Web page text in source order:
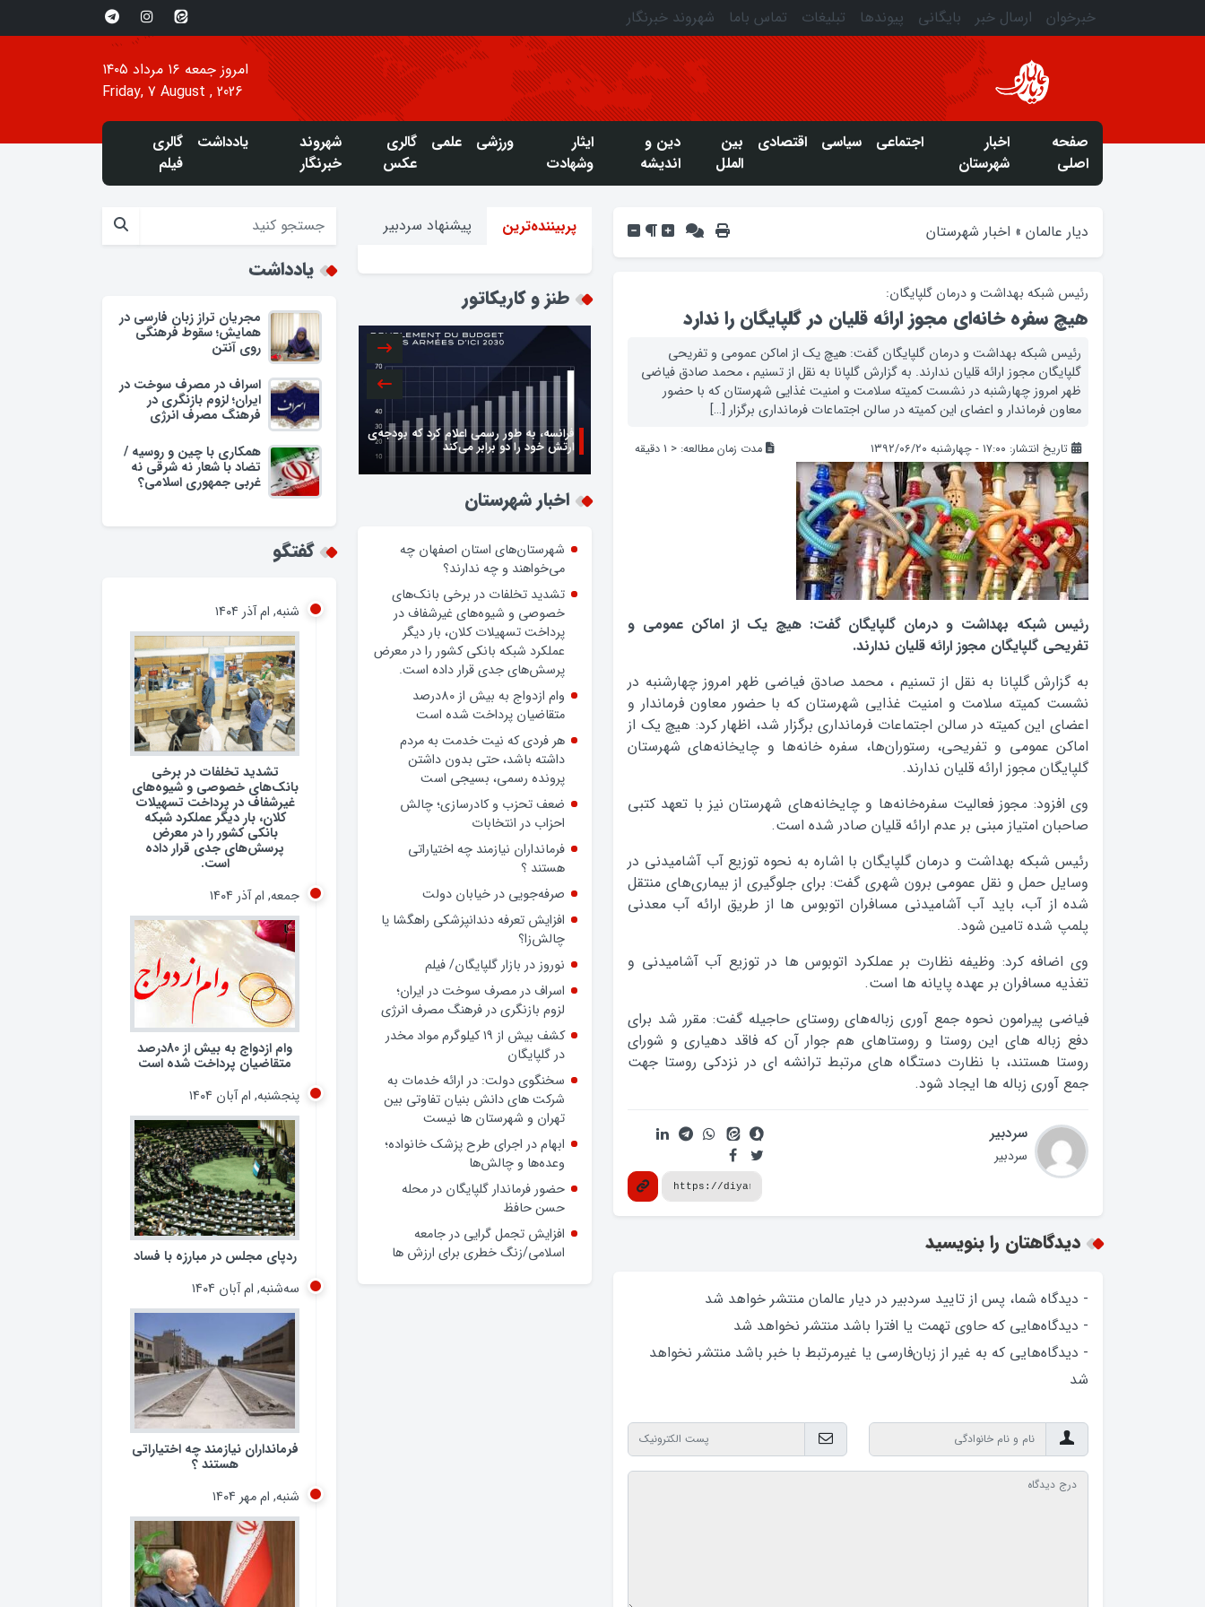
خبرخوان ارسال خبر بایگانی پیوندها تبلیغات تماس باما شهروند خبرنگار
امروز جمعه ۱۶ مرداد ۱۴۰۵
Friday, 7 August , 2026
صفحه
اصلی
اخبار
شهرستان
اجتماعی سیاسی اقتصادی
بین
الملل
دین و
اندیشه
ایثار
وشهادت
ورزشی علمی
گالری
عکس
شهروند
خبرنگار
یادداشت
گالری
فیلم
دیار عالمان » اخبار شهرستان
رئیس شبکه بهداشت و درمان گلپایگان:
هیچ سفره خانه‌ای مجوز ارائه قلیان در گلپایگان را ندارد
رئیس شبکه بهداشت و درمان گلپایگان گفت: هیچ یک از اماکن عمومی و تفریحی
گلپایگان مجوز ارائه قلیان ندارند. به گزارش گلپانا به نقل از تسنیم ، محمد صادق فیاضی
ظهر امروز چهارشنبه در نشست کمیته سلامت و امنیت غذایی شهرستان که با حضور
معاون فرماندار و اعضای این کمیته در سالن اجتماعات فرمانداری برگزار […]
تاریخ انتشار: ۱۷:۰۰ - چهارشنبه ۱۳۹۲/۰۶/۲۰ مدت زمان مطالعه: < 1 دقیقه
رئیس شبکه بهداشت و درمان گلپایگان گفت: هیچ یک از اماکن عمومی و
تفریحی گلپایگان مجوز ارائه قلیان ندارند.
به گزارش گلپانا به نقل از تسنیم ، محمد صادق فیاضی ظهر امروز چهارشنبه در
نشست کمیته سلامت و امنیت غذایی شهرستان که با حضور معاون فرماندار و
اعضای این کمیته در سالن اجتماعات فرمانداری برگزار شد، اظهار کرد: هیچ یک از
اماکن عمومی و تفریحی، رستوران‌ها، سفره خانه‌ها و چایخانه‌های شهرستان
گلپایگان مجوز ارائه قلیان ندارند.
وی افزود: مجوز فعالیت سفره‌خانه‌ها و چایخانه‌های شهرستان نیز با تعهد کتبی
صاحبان امتیاز مبنی بر عدم ارائه قلیان صادر شده است.
رئیس شبکه بهداشت و درمان گلپایگان با اشاره به نحوه توزیع آب آشامیدنی در
وسایل حمل و نقل عمومی برون شهری گفت: برای جلوگیری از بیماری‌های منتقل
شده از ‌آب‌، باید آب آشامیدنی مسافران اتوبوس ها از طریق ارائه آب معدنی
پلمپ شده تامین شود.
وی اضافه کرد: وظیفه نظارت بر عملکرد اتوبوس ها در توزیع آب آشامیدنی و
تغذیه مسافران بر عهده پایانه ها است.
فیاضی پیرامون نحوه جمع آوری زباله‌های روستای حاجیله گفت: مقرر شد برای
دفع زباله های این روستا و روستاهای هم جوار آن که فاقد دهیاری و شورای
روستا هستند، با نظارت دستگاه های مرتبط ترانشه ای در نزدکی روستا جهت
جمع آوری زباله ها ایجاد شود.
سردبیر
سردبیر
دیدگاهتان را بنویسید
- دیدگاه شما، پس از تایید سردبیر در دیار عالمان منتشر خواهد‌ شد
- دیدگاه‌هایی که حاوی تهمت یا افترا باشد منتشر نخواهد‌ شد
- دیدگاه‌هایی که به غیر از زبان‌فارسی یا غیرمرتبط با خبر باشد منتشر نخواهد‌
شد
پربیننده‌ترین پیشنهاد سردبیر
طنز و کاریکاتور
فرانسه، به طور رسمی اعلام کرد که بودجه‌ی
ارتش خود را دو برابر می‌کند
اخبار شهرستان
شهرستان‌های استان اصفهان چه
می‌خواهند و چه ندارند؟
تشدید تخلفات در برخی بانک‌های
خصوصی و شیوه‌های غیرشفاف در
پرداخت تسهیلات کلان، بار دیگر
عملکرد شبکه بانکی کشور را در معرض
پرسش‌های جدی قرار داده است.
وام ازدواج به بیش از 80درصد
متقاضیان پرداخت شده است
هر فردی که نیت خدمت به مردم
داشته باشد، حتی بدون داشتن
پرونده رسمی، بسیجی است
ضعف تحزب و کادرسازی؛ چالش
احزاب در انتخابات
فرمانداران نیازمند چه اختیاراتی
هستند ؟
صرفه‌جویی در خیابان دولت
افزایش تعرفه دندانپزشکی راهگشا یا
چالش‌زا؟
نوروز در بازار گلپایگان/ فیلم
اسراف در مصرف سوخت در ایران؛
لزوم بازنگری در فرهنگ مصرف انرژی
کشف بیش از ۱۹ کیلوگرم مواد مخدر
در گلپایگان
سخنگوی دولت: در ارائه خدمات به
شرکت های دانش بنیان تفاوتی بین
تهران و شهرستان ها نیست
ابهام در اجرای طرح پزشک خانواده؛
وعده‌ها و چالش‌ها
حضور فرماندار گلپایگان در محله
حسن حافظ
افزایش تجمل گرایی در جامعه
اسلامی/زنگ خطری برای ارزش ها
یادداشت
مجریان تراز زبان فارسی در
همایش؛ سقوط فرهنگی
روی آنتن
اسراف در مصرف سوخت در
ایران؛ لزوم بازنگری در
فرهنگ مصرف انرژی
همکاری با چین و روسیه /
تضاد با شعار نه شرقی نه
غربی جمهوری اسلامی؟
گفتگو
شنبه, ام آذر ۱۴۰۴
تشدید تخلفات در برخی
بانک‌های خصوصی و شیوه‌های
غیرشفاف در پرداخت تسهیلات
کلان، بار دیگر عملکرد شبکه
بانکی کشور را در معرض
پرسش‌های جدی قرار داده
است.
جمعه, ام آذر ۱۴۰۴
وام ازدواج به بیش از 80درصد
متقاضیان پرداخت شده است
پنجشنبه, ام آبان ۱۴۰۴
ردپای مجلس در مبارزه با فساد
سه‌شنبه, ام آبان ۱۴۰۴
فرمانداران نیازمند چه اختیاراتی
هستند ؟
شنبه, ام مهر ۱۴۰۴